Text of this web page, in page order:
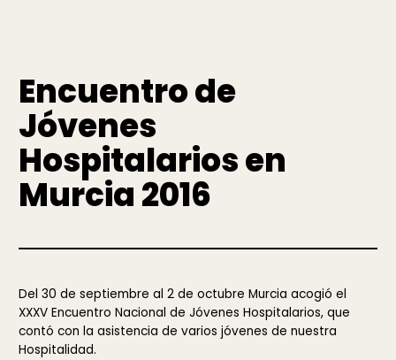
Encuentro de
Jóvenes
Hospitalarios en
Murcia 2016
Del 30 de septiembre al 2 de octubre Murcia acogió el
XXXV Encuentro Nacional de Jóvenes Hospitalarios, que
contó con la asistencia de varios jóvenes de nuestra
Hospitalidad.